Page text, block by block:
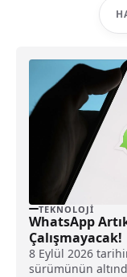
TEKNOLOJI
WhatsApp
Çalışmayacak!
8 Eylül 2026
sürümünün